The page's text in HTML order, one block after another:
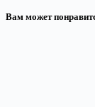
Вам может